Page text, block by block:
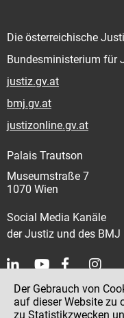
Die österreichische
Bundesministerium für
justiz.gv.at
bmj.gv.at
justizonline.gv.at
Palais Trautson
Museumstraße 7
1070 Wien
Social Media Kanäle
der Justiz und des BMJ
Kontakt
Der Gebrauch von
auf dieser Website zu
zu Statistikzwecken